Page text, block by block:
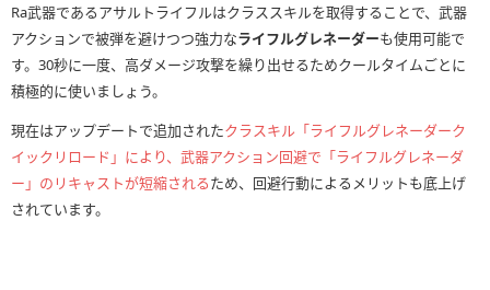
Ra武器であるアサルトライフルはクラススキルを取得することで、武器
アクションで被弾を避けつつ強力なライフルグレネーダーも使用可能で
す。30秒に一度、高ダメージ攻撃を繰り出せるためクールタイムごとに
積極的に使いましょう。
現在はアップデートで追加されたクラスキル「ライフルグレネーダーク
イックリロード」により、武器アクション回避で「ライフルグレネーダ
ー」のリキャストが短縮されるため、回避行動によるメリットも底上げ
されています。